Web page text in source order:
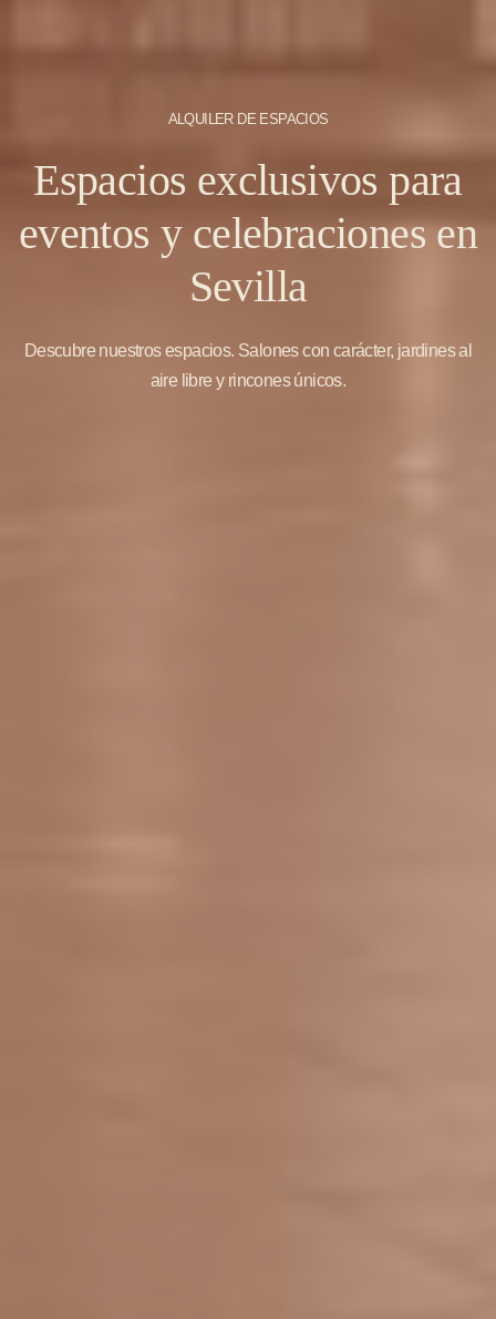
ALQUILER DE ESPACIOS
Espacios exclusivos para
eventos y celebraciones en
Sevilla
Descubre nuestros espacios. Salones con carácter, jardines al
aire libre y rincones únicos.